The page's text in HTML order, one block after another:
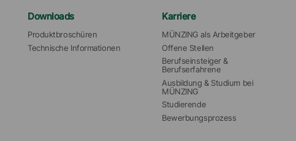
Downloads
Produktbroschüren
Technische Informationen
Karriere
MÜNZING als Arbeitgeber
Offene Stellen
Berufseinsteiger &
Berufserfahrene
Ausbildung & Studium bei
MÜNZING
Studierende
Bewerbungsprozess